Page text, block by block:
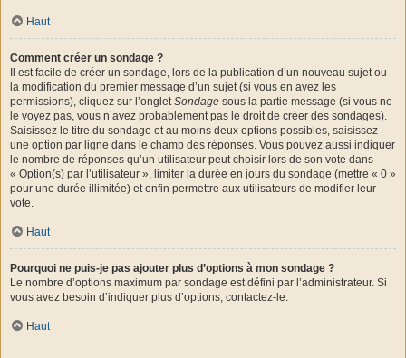
Haut
Comment créer un sondage ?
Il est facile de créer un sondage, lors de la publication d’un nouveau sujet ou
la modification du premier message d’un sujet (si vous en avez les
permissions), cliquez sur l’ongletSondage sous la partie message (si vous ne
le voyez pas, vous n’avez probablement pas le droit de créer des sondages).
Saisissez le titre du sondage et au moins deux options possibles, saisissez
une option par ligne dans le champ des réponses. Vous pouvez aussi indiquer
le nombre de réponses qu’un utilisateur peut choisir lors de son vote dans
« Option(s) par l’utilisateur », limiter la durée en jours du sondage (mettre « 0 »
pour une durée illimitée) et enfin permettre aux utilisateurs de modifier leur
vote.
Haut
Pourquoi ne puis-je pas ajouter plus d’options à mon sondage ?
Le nombre d’options maximum par sondage est défini par l’administrateur. Si
vous avez besoin d’indiquer plus d’options, contactez-le.
Haut